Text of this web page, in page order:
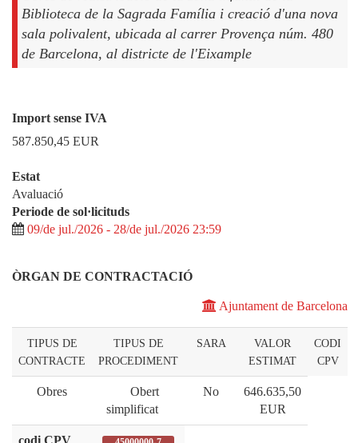
Biblioteca de la Sagrada Família i creació d'una nova
sala polivalent, ubicada al carrer Provença núm. 480
de Barcelona, al districte de l'Eixample
Import sense IVA
587.850,45 EUR
Estat
Avaluació
Periode de sol·licituds
09/de jul./2026 - 28/de jul./2026 23:59
ÒRGAN DE CONTRACTACIÓ
Ajuntament de Barcelona
TIPUS DE
CONTRACTE
TIPUS DE
PROCEDIMENT
SARA
VALOR
ESTIMAT
CODI
CPV
Obres
Obert
simplificat
No
646.635,50
EUR
codi CPV